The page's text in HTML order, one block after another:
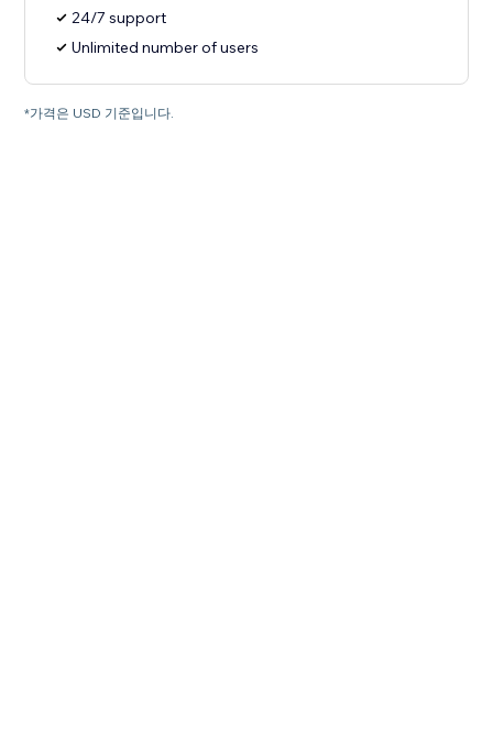
24/7 support
Unlimited number of users
*가격은 USD 기준입니다.